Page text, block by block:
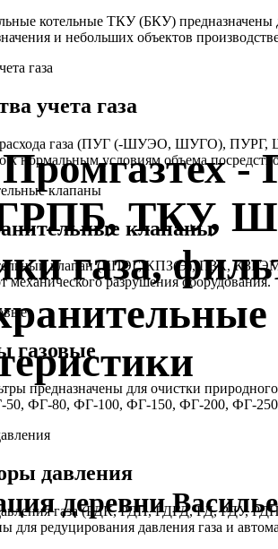
котельные ТКУ (БКУ) предназначены
и небольших объектов
газа
учета газа
расхода газа (ПУГ (-ШУЭО, ШУГО), ПУРГ,
к нормальным условиям объема
клапаны
клапаны
клапан (КПЭГ, КПЗ(Э), ПЗК,
механического разрушения оборудования.
газовые
предназначены для очистки
50, ФГ-80, ФГ-100, ФГ-150, ФГ-200, ФГ-
давления
газа (РДК, РДП, РДГД, РД, РДУ,
для редуцирования давления газа и
ТКУ,
газа,
деревни